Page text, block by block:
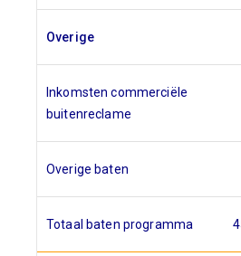
Overige
Inkomsten commerciële
buitenreclame
Overige baten
Totaal baten programma